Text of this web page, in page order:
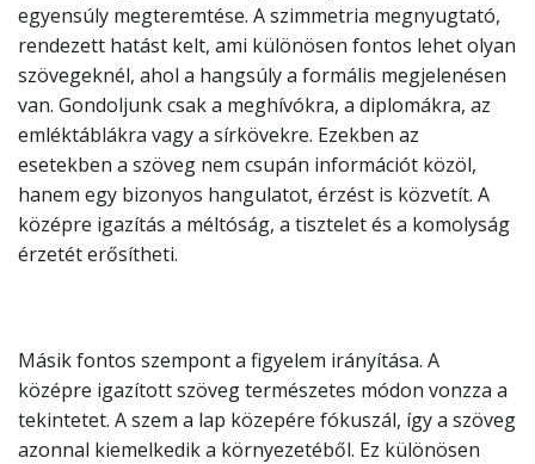
egyensúly megteremtése. A szimmetria megnyugtató,
rendezett hatást kelt, ami különösen fontos lehet olyan
szövegeknél, ahol a hangsúly a formális megjelenésen
van. Gondoljunk csak a meghívókra, a diplomákra, az
emléktáblákra vagy a sírkövekre. Ezekben az
esetekben a szöveg nem csupán információt közöl,
hanem egy bizonyos hangulatot, érzést is közvetít. A
középre igazítás a méltóság, a tisztelet és a komolyság
érzetét erősítheti.
Másik fontos szempont a figyelem irányítása. A
középre igazított szöveg természetes módon vonzza a
tekintetet. A szem a lap közepére fókuszál, így a szöveg
azonnal kiemelkedik a környezetéből. Ez különösen